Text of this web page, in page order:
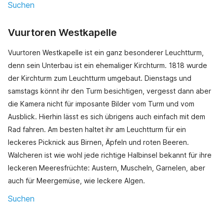
Suchen
Vuurtoren Westkapelle
Vuurtoren Westkapelle ist ein ganz besonderer Leuchtturm,
denn sein Unterbau ist ein ehemaliger Kirchturm. 1818 wurde
der Kirchturm zum Leuchtturm umgebaut. Dienstags und
samstags könnt ihr den Turm besichtigen, vergesst dann aber
die Kamera nicht für imposante Bilder vom Turm und vom
Ausblick. Hierhin lässt es sich übrigens auch einfach mit dem
Rad fahren. Am besten haltet ihr am Leuchtturm für ein
leckeres Picknick aus Birnen, Äpfeln und roten Beeren.
Walcheren ist wie wohl jede richtige Halbinsel bekannt für ihre
leckeren Meeresfrüchte: Austern, Muscheln, Garnelen, aber
auch für Meergemüse, wie leckere Algen.
Suchen